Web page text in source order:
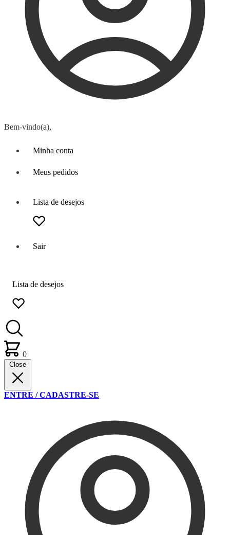
Bem-vindo(a),
Minha conta
Meus pedidos
Lista de desejos
Sair
Lista de desejos
0
Close
ENTRE / CADASTRE-SE